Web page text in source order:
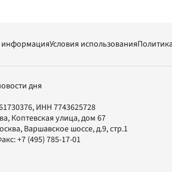
информацияУсловия использования
дня
ИНН 7743625728
Коптевская улица, дом 67
, Варшавское шоссе, д.9, стр.1
+7 (495) 785-17-01